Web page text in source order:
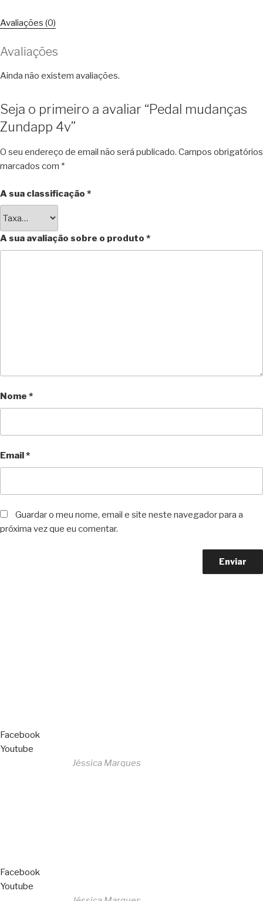
Avaliações (0)
Avaliações
Ainda não existem avaliações.
Seja o primeiro a avaliar “Pedal mudanças
Zundapp 4v”
O seu endereço de email não será publicado. Campos obrigatórios
marcados com *
A sua classificação *
A sua avaliação sobre o produto *
Nome *
Email*
Guardar o meu nome, email e site neste navegador para a
próxima vez que eu comentar.
Facebook
Youtube
Jéssica Marques
Facebook
Youtube